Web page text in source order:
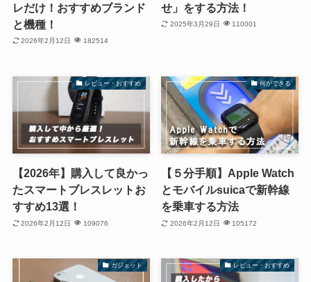
レだけ！おすすめブランド
と機種！
2026年2月12日 182514
せ」をする方法！
2025年3月29日 110001
レビュー・おすすめ
【2026年】購入して良かっ
たスマートブレスレットお
すすめ13選！
2026年2月12日 109076
何ができる
【５分手順】Apple Watch
とモバイルsuicaで新幹線
を乗車する方法
2026年2月12日 105172
ガジェット レビュー・おすすめ